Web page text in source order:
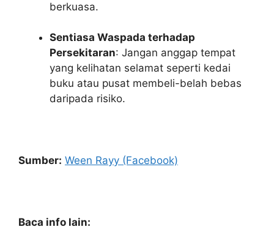
berkuasa.
Sentiasa Waspada terhadap
Persekitaran: Jangan anggap tempat
yang kelihatan selamat seperti kedai
buku atau pusat membeli-belah bebas
daripada risiko.
Sumber: Ween Rayy (Facebook)
Baca info lain: